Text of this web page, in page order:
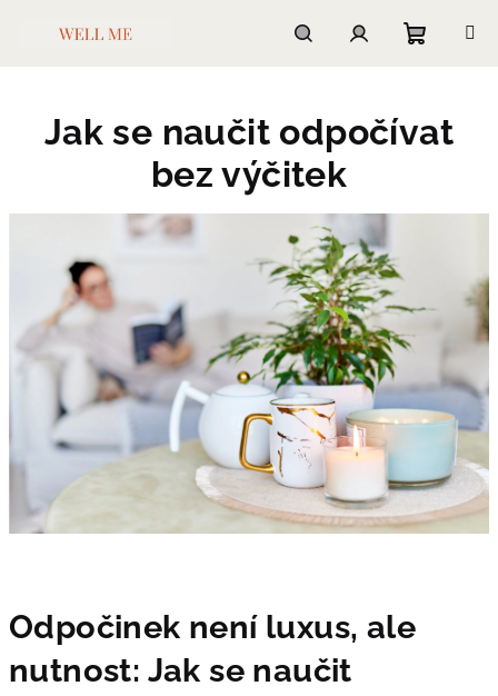
košík
Jak se naučit odpočívat
bez výčitek
Odpočinek není luxus, ale
nutnost: Jak se naučit